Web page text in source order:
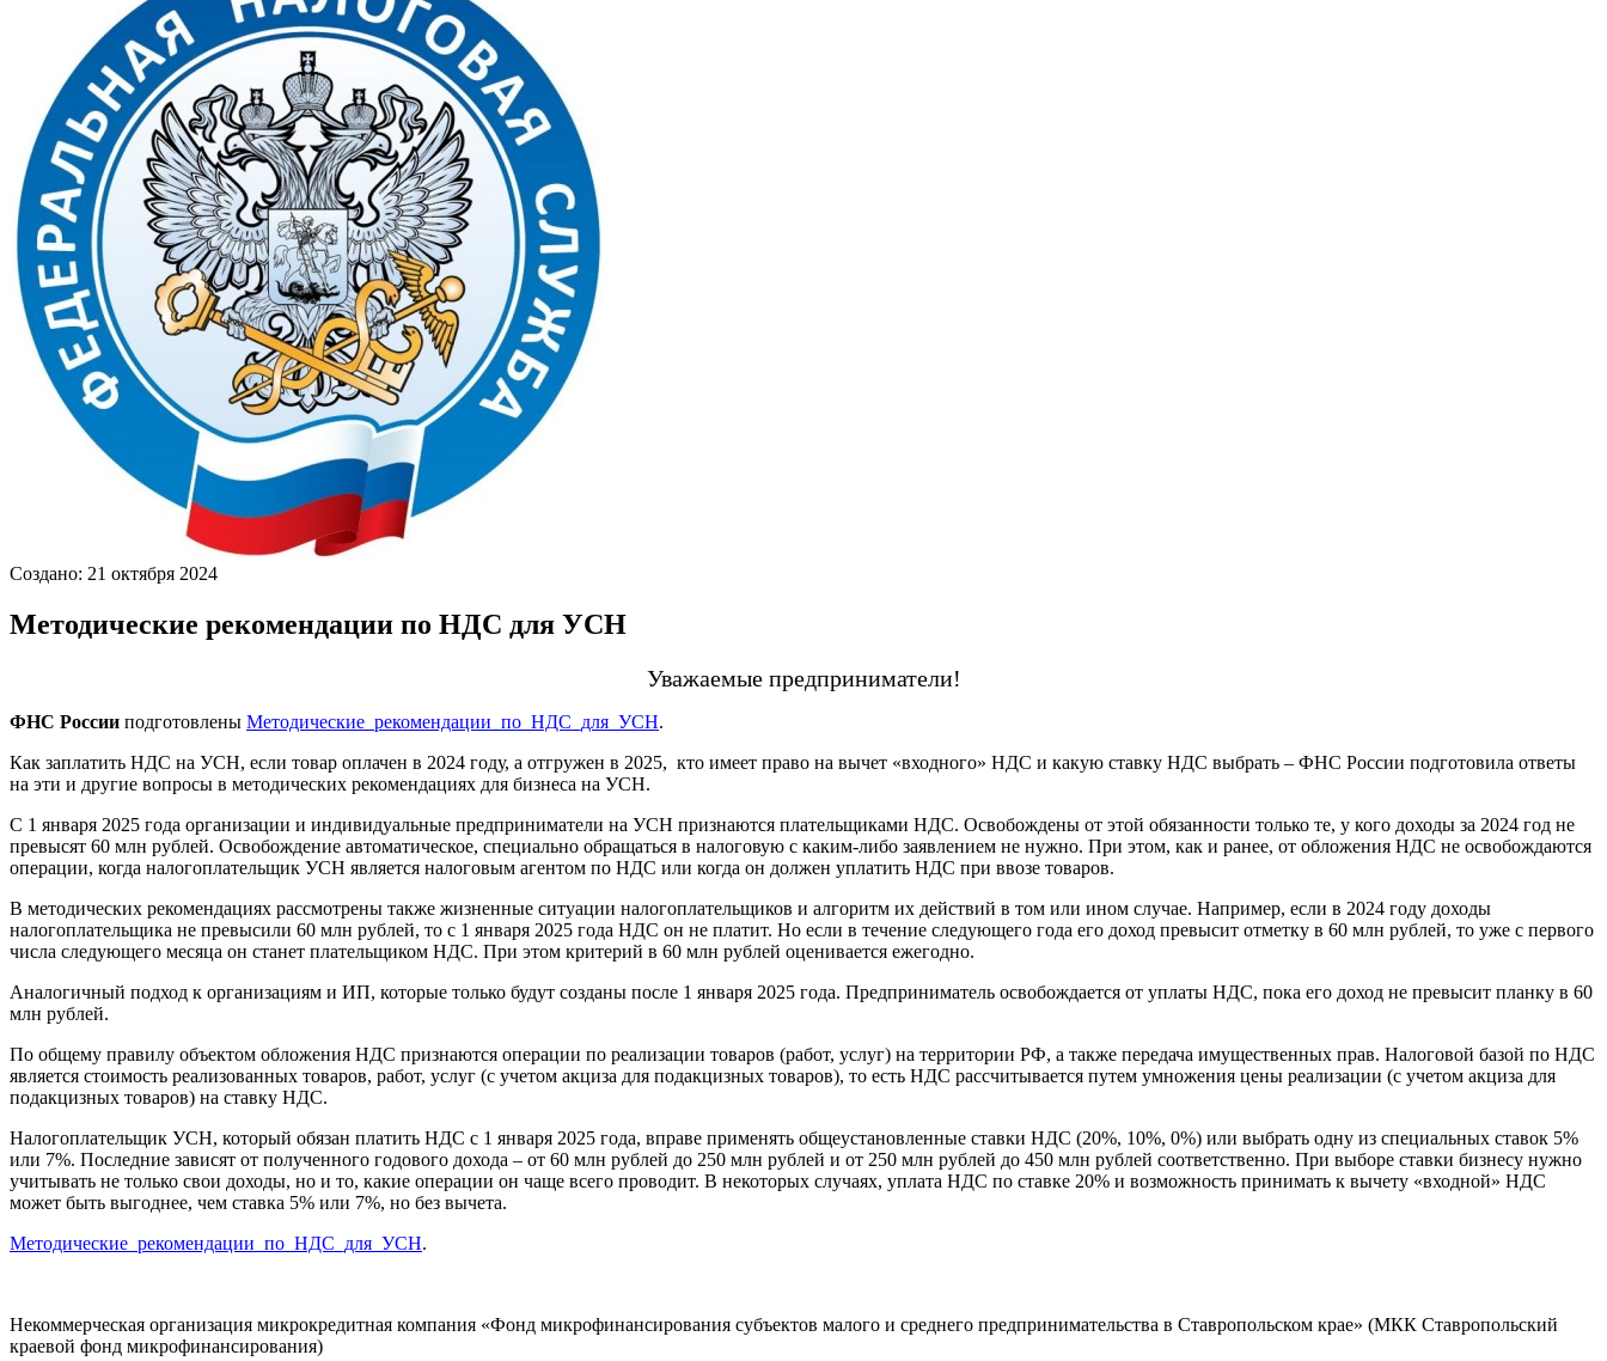
Создано: 21 октября 2024
Методические рекомендации по НДС для УСН
Уважаемые предприниматели!
ФНС России подготовлены Методические_рекомендации_по_НДС_для_УСН.
Как заплатить НДС на УСН, если товар оплачен в 2024 году, а отгружен в 2025, кто имеет право на вычет «входного» НДС и какую ставку НДС выбрать – ФНС России подготовила ответы
на эти и другие вопросы в методических рекомендациях для бизнеса на УСН.
С 1 января 2025 года организации и индивидуальные предприниматели на УСН признаются плательщиками НДС. Освобождены от этой обязанности только те, у кого доходы за 2024 год не
превысят 60 млн рублей. Освобождение автоматическое, специально обращаться в налоговую с каким-либо заявлением не нужно. При этом, как и ранее, от обложения НДС не освобождаются
операции, когда налогоплательщик УСН является налоговым агентом по НДС или когда он должен уплатить НДС при ввозе товаров.
В методических рекомендациях рассмотрены также жизненные ситуации налогоплательщиков и алгоритм их действий в том или ином случае. Например, если в 2024 году доходы
налогоплательщика не превысили 60 млн рублей, то с 1 января 2025 года НДС он не платит. Но если в течение следующего года его доход превысит отметку в 60 млн рублей, то уже с первого
числа следующего месяца он станет плательщиком НДС. При этом критерий в 60 млн рублей оценивается ежегодно.
Аналогичный подход к организациям и ИП, которые только будут созданы после 1 января 2025 года. Предприниматель освобождается от уплаты НДС, пока его доход не превысит планку в 60
млн рублей.
По общему правилу объектом обложения НДС признаются операции по реализации товаров (работ, услуг) на территории РФ, а также передача имущественных прав. Налоговой базой по НДС
является стоимость реализованных товаров, работ, услуг (с учетом акциза для подакцизных товаров), то есть НДС рассчитывается путем умножения цены реализации (с учетом акциза для
подакцизных товаров) на ставку НДС.
Налогоплательщик УСН, который обязан платить НДС с 1 января 2025 года, вправе применять общеустановленные ставки НДС (20%, 10%, 0%) или выбрать одну из специальных ставок 5%
или 7%. Последние зависят от полученного годового дохода – от 60 млн рублей до 250 млн рублей и от 250 млн рублей до 450 млн рублей соответственно. При выборе ставки бизнесу нужно
учитывать не только свои доходы, но и то, какие операции он чаще всего проводит. В некоторых случаях, уплата НДС по ставке 20% и возможность принимать к вычету «входной» НДС
может быть выгоднее, чем ставка 5% или 7%, но без вычета.
Методические_рекомендации_по_НДС_для_УСН.
Некоммерческая организация микрокредитная компания «Фонд микрофинансирования субъектов малого и среднего предпринимательства в Ставропольском крае» (МКК Ставропольский
краевой фонд микрофинансирования)